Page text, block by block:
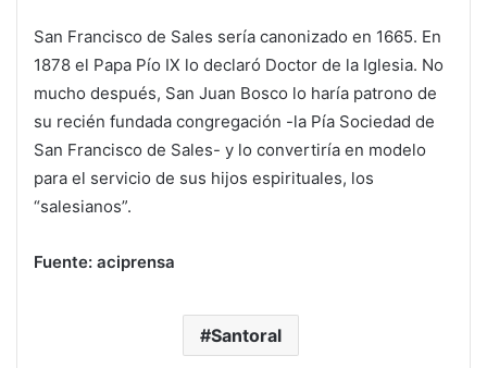
San Francisco de Sales sería canonizado en 1665. En
1878 el Papa Pío IX lo declaró Doctor de la Iglesia. No
mucho después, San Juan Bosco lo haría patrono de
su recién fundada congregación -la Pía Sociedad de
San Francisco de Sales- y lo convertiría en modelo
para el servicio de sus hijos espirituales, los
“salesianos”.
Fuente: aciprensa
Santoral